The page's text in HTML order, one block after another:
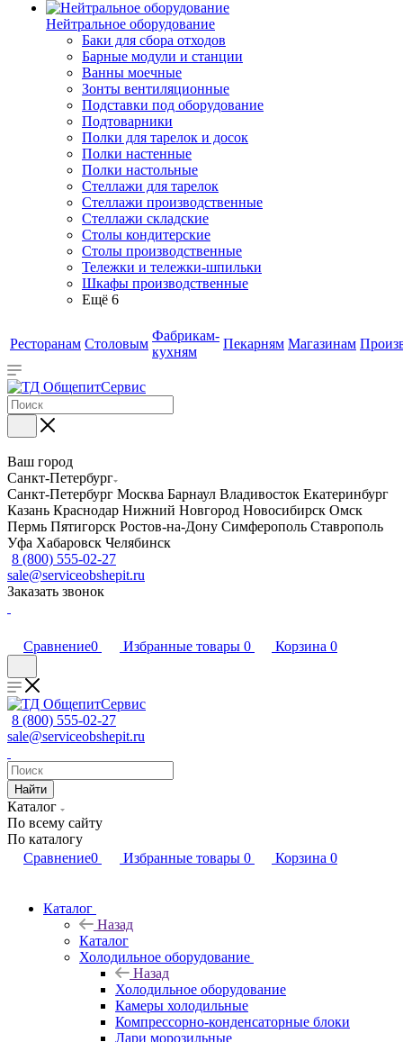
Нейтральное оборудование
Баки для сбора отходов
Барные модули и станции
Ванны моечные
Зонты вентиляционные
Подставки под оборудование
Подтоварники
Полки для тарелок и досок
Полки настенные
Полки настольные
Стеллажи для тарелок
Стеллажи производственные
Стеллажи складские
Столы кондитерские
Столы производственные
Тележки и тележки-шпильки
Шкафы производственные
Ещё 6
Ресторанам Столовым
Фабрикам-
кухням
Пекарням Магазинам
Ваш город
Санкт-Петербург
Санкт-Петербург Москва Барнаул Владивосток Екатеринбург
Казань Краснодар Нижний Новгород Новосибирск Омск
Пермь Пятигорск Ростов-на-Дону Симферополь Ставрополь
Уфа Хабаровск Челябинск
8 (800) 555-02-27
sale@serviceobshepit.ru
Заказать звонок
Сравнение0 Избранные товары 0 Корзина 0
8 (800) 555-02-27
sale@serviceobshepit.ru
Найти
Каталог
По всему сайту
По каталогу
Сравнение0 Избранные товары 0 Корзина 0
Каталог
Назад
Каталог
Холодильное оборудование
Назад
Холодильное оборудование
Камеры холодильные
Компрессорно-конденсаторные блоки
Лари морозильные